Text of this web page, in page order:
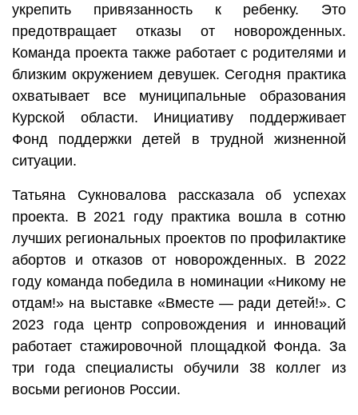
укрепить привязанность к ребенку. Это
предотвращает отказы от новорожденных.
Команда проекта также работает с родителями и
близким окружением девушек. Сегодня практика
охватывает все муниципальные образования
Курской области. Инициативу поддерживает
Фонд поддержки детей в трудной жизненной
ситуации.
Татьяна Сукновалова рассказала об успехах
проекта. В 2021 году практика вошла в сотню
лучших региональных проектов по профилактике
абортов и отказов от новорожденных. В 2022
году команда победила в номинации «Никому не
отдам!» на выставке «Вместе — ради детей!». С
2023 года центр сопровождения и инноваций
работает стажировочной площадкой Фонда. За
три года специалисты обучили 38 коллег из
восьми регионов России.